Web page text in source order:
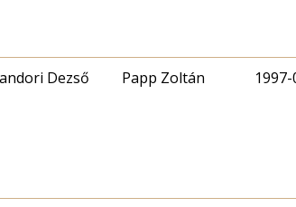
Dezső Papp Zoltán